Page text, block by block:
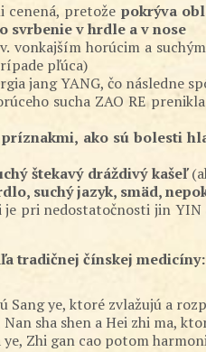
cenená, pretože pokrýva
svrbenie v hrdle a v nose
horúcim a
pľúca)
jang YANG, čo následne
sucha ZAO RE
príznakmi, ako sú bolesti
štekavý dráždivý kašeľ
suchý jazyk, smäd,
pri nedostatočnosti jin
tradičnej čínskej medicíny:
Sang ye, ktoré zvlažujú a
sha shen a Hei zhi ma,
Zhi gan cao potom